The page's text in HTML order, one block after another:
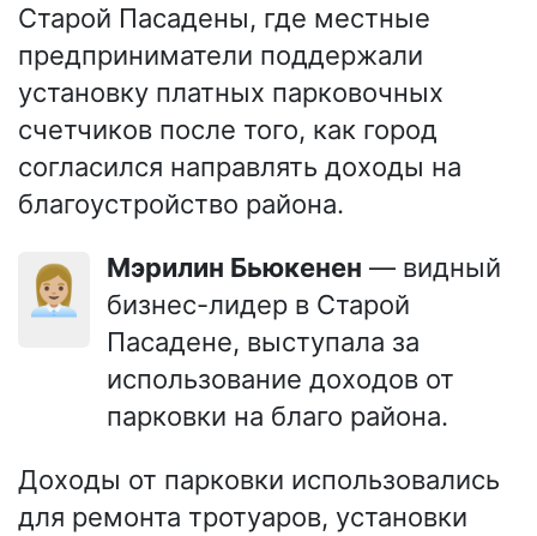
Старой Пасадены, где местные
предприниматели поддержали
установку платных парковочных
счетчиков после того, как город
согласился направлять доходы на
благоустройство района.
👩🏼‍💼 Мэрилин Бьюкенен — видный
бизнес-лидер в Старой
Пасадене, выступала за
использование доходов от
парковки на благо района.
Доходы от парковки использовались
для ремонта тротуаров, установки